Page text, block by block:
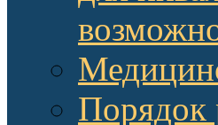
Порядок